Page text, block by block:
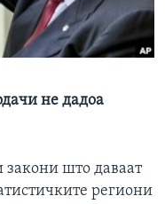
не дадоа
закони што даваат
региони